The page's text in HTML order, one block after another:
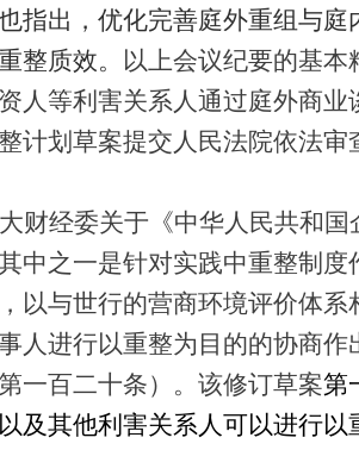
指出，优化完善庭外重组与
整质效。
以上会议纪要的基
人等利害关系人通过庭外商
计划草案提交人民法院依法审
财经委关于《中华人民共和
中之一是针对实践中重整制度
以与世行的营商环境评价体系
人进行以重整为目的的协商作
一百二十条） 。该修订草案第
及其他利害关系人可以进行